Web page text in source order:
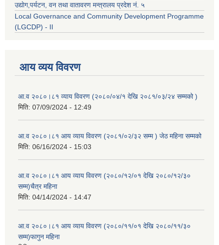
उद्याेग,पर्यटन, वन तथा वातावरण मन्त्रालय प्रदेश नं. ५
Local Governance and Community Development Programme
(LGCDP) - II
आय व्यय विवरण
आ.व २०८०।८१ व्याय विवरण (२०८०/०४/१ देखि २०८१/०३/२४ सम्मको )
मिति: 07/09/2024 - 12:49
आ.व २०८०।८१ आय व्याय विवरण (२०८१/०२/३२ सम्म ) जेठ महिना सम्मको
मिति: 06/16/2024 - 15:03
आ.व २०८०।८१ आय व्याय विवरण (२०८०/१२/०१ देखि २०८०/१२/३०
सम्म)चैत्र महिना
मिति: 04/14/2024 - 14:47
आ.व २०८०।८१ आय व्याय विवरण (२०८०/११/०१ देखि २०८०/११/३०
सम्म)फागुन महिना